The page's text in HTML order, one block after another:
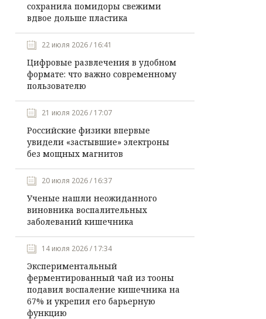
сохранила помидоры свежими
вдвое дольше пластика
22 июля 2026 / 16:41
Цифровые развлечения в удобном
формате: что важно современному
пользователю
21 июля 2026 / 17:07
Российские физики впервые
увидели «застывшие» электроны
без мощных магнитов
20 июля 2026 / 16:37
Ученые нашли неожиданного
виновника воспалительных
заболеваний кишечника
14 июля 2026 / 17:34
Экспериментальный
ферментированный чай из тооны
подавил воспаление кишечника на
67% и укрепил его барьерную
функцию